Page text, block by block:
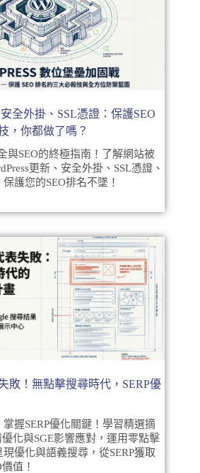
安全外掛、SSL憑證：保護SEO
，你都做了嗎？
與SEO的終極指南！了解網站被
更新、安全外掛、SSL憑證、
護您的SEO排名不墜！
敗！無點擊搜尋時代，SERP優
握SERP優化關鍵！學習精選摘
化與SGE影響應對，運用零點擊
優化與語義搜尋，從SERP獲取
值！